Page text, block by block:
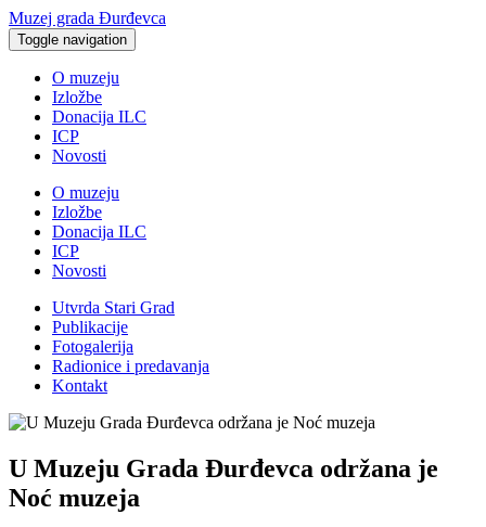
Muzej grada Đurđevca
Toggle navigation
O muzeju
Izložbe
Donacija ILC
ICP
Novosti
O muzeju
Izložbe
Donacija ILC
ICP
Novosti
Utvrda Stari Grad
Publikacije
Fotogalerija
Radionice i predavanja
Kontakt
U Muzeju Grada Đurđevca održana je
Noć muzeja